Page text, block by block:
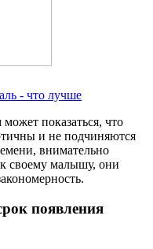
- что лучше
показаться, что
и не подчиняются
внимательно
своему малышу, они
появления